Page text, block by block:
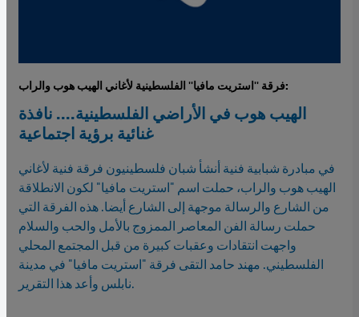
فرقة ''استريت مافيا'' الفلسطينية لأغاني الهيب هوب والراب:
الهيب هوب في الأراضي الفلسطينية.... نافذة
غنائية برؤية اجتماعية
في مبادرة شبابية فنية أنشأ شبان فلسطينيون فرقة فنية لأغاني
الهيب هوب والراب، حملت اسم "استريت مافيا" لكون الانطلاقة
من الشارع والرسالة موجهة إلى الشارع أيضا. هذه الفرقة التي
حملت رسالة الفن المعاصر الممزوج بالأمل والحب والسلام
واجهت انتقادات وعقبات كبيرة من قبل المجتمع المحلي
الفلسطيني. مهند حامد التقى فرقة "استريت مافيا" في مدينة
نابلس وأعد هذا التقرير.